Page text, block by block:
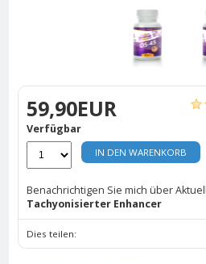
59,90EUR
Verfügbar
IN DEN WARENKORB
Benachrichtigen Sie mich über
Tachyonisierter Enhancer
Dies teilen: